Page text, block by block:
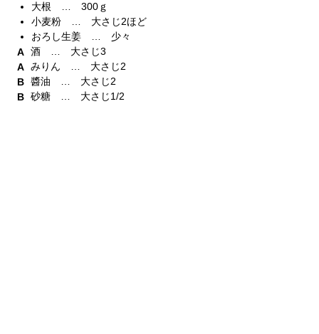
大根 … 300ｇ
小麦粉 … 大さじ2ほど
おろし生姜 … 少々
酒 … 大さじ3
みりん … 大さじ2
醬油 … 大さじ2
砂糖 … 大さじ1/2